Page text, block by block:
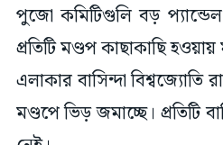
পুজো কমিটিগুলি বড়
প্রতিটি মণ্ডপ কাছাকাছি
এলাকার বাসিন্দা
মণ্ডপে ভিড় জমাচ্ছে।